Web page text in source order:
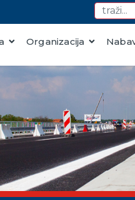
Organizacija